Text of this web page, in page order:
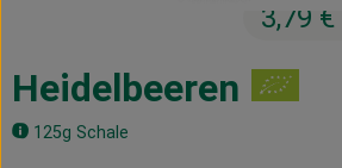
Lieferservice
Neues vom Hof
Heidelbeeren
125g Schale
3,79 €